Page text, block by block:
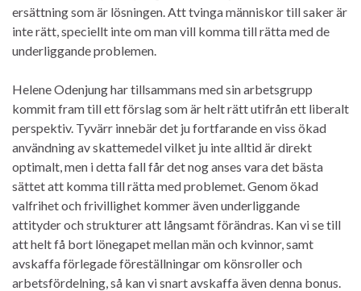
ersättning som är lösningen. Att tvinga människor till saker är
inte rätt, speciellt inte om man vill komma till rätta med de
underliggande problemen.
Helene Odenjung har tillsammans med sin arbetsgrupp
kommit fram till ett förslag som är helt rätt utifrån ett liberalt
perspektiv. Tyvärr innebär det ju fortfarande en viss ökad
användning av skattemedel vilket ju inte alltid är direkt
optimalt, men i detta fall får det nog anses vara det bästa
sättet att komma till rätta med problemet. Genom ökad
valfrihet och frivillighet kommer även underliggande
attityder och strukturer att långsamt förändras. Kan vi se till
att helt få bort lönegapet mellan män och kvinnor, samt
avskaffa förlegade föreställningar om könsroller och
arbetsfördelning, så kan vi snart avskaffa även denna bonus.